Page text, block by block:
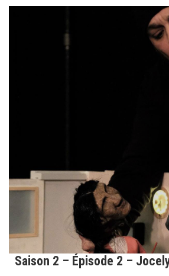
Saison 2 – Épisode 2 –